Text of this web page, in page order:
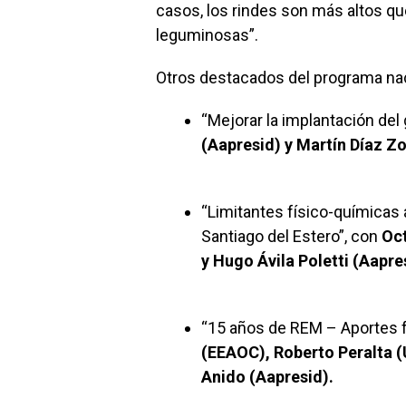
casos, los rindes son más altos
leguminosas”.
Otros destacados del programa
“Mejorar la implantación
(Aapresid) y Martín Díaz
“Limitantes físico-químicas
Santiago del Estero”, con
y Hugo Ávila Poletti
“15 años de REM –
(EEAOC), Roberto Peralta
Anido (Aapresid).